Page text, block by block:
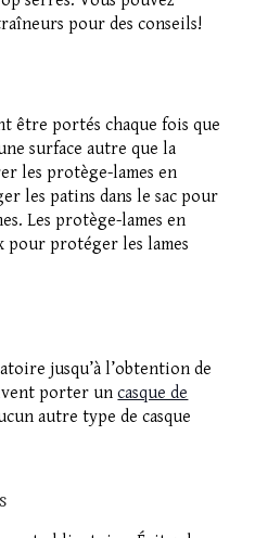
pour des conseils!
être portés chaque fois que
surface autre que la
les protège-lames en
les patins dans le sac pour
Les protège-lames en
pour protéger les lames
jusqu’à l’obtention de
porter uncasque de
autre type de casque